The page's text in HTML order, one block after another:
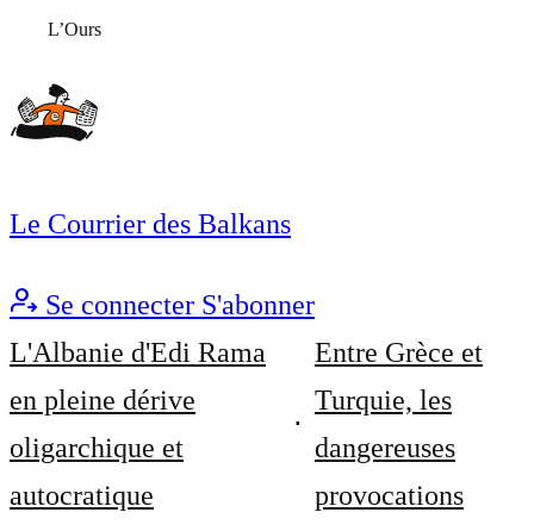
L’Ours
Le Courrier des Balkans
Se connecter S'abonner
L'Albanie d'Edi Rama
en pleine dérive
oligarchique et
autocratique
Entre Grèce et
Turquie, les
dangereuses
provocations